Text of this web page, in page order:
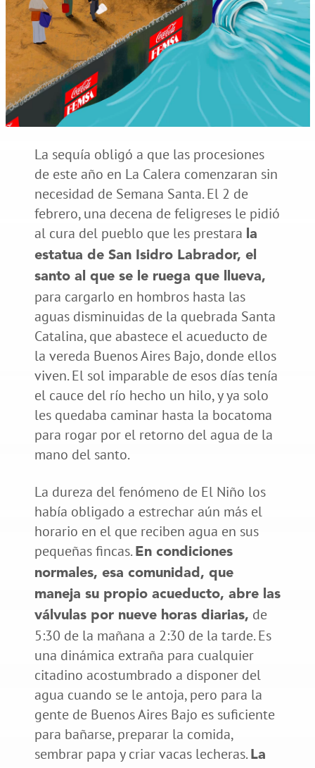
La sequía obligó a que las procesiones
de este año en La Calera comenzaran sin
necesidad de Semana Santa. El 2 de
febrero, una decena de feligreses le pidió
al cura del pueblo que les prestara la
estatua de San Isidro Labrador, el
santo al que se le ruega que llueva,
para cargarlo en hombros hasta las
aguas disminuidas de la quebrada Santa
Catalina, que abastece el acueducto de
la vereda Buenos Aires Bajo, donde ellos
viven. El sol imparable de esos días tenía
el cauce del río hecho un hilo, y ya solo
les quedaba caminar hasta la bocatoma
para rogar por el retorno del agua de la
mano del santo.
La dureza del fenómeno de El Niño los
había obligado a estrechar aún más el
horario en el que reciben agua en sus
pequeñas fincas. En condiciones
normales, esa comunidad, que
maneja su propio acueducto, abre las
válvulas por nueve horas diarias, de
5:30 de la mañana a 2:30 de la tarde. Es
una dinámica extraña para cualquier
citadino acostumbrado a disponer del
agua cuando se le antoja, pero para la
gente de Buenos Aires Bajo es suficiente
para bañarse, preparar la comida,
sembrar papa y criar vacas lecheras. La